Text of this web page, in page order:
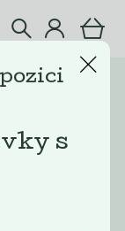
s